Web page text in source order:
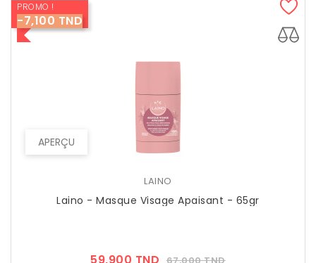
APERÇU
PROMO !
-7,100 TND
LAINO
Laino - Masque Visage Apaisant - 65gr
Prix
Prix